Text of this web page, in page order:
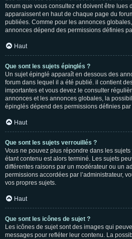
forum que vous consultez et doivent être lues
apparaissent en haut de chaque page du
publiées. Comme pour les annonces
annonces dépend des permissions définies
Haut
Que sont les sujets épinglés ?
Un sujet épinglé apparaît en dessous des
forum dans lequel il a été publié. il contient
importantes et vous devez le consulter
annonces et les annonces globales, la
épinglés dépend des permissions définies par
Haut
Que sont les sujets verrouillés ?
Vous ne pouvez plus répondre dans les
étant contenu est alors terminé. Les sujets
différentes raisons par un modérateur ou un
permissions accordées par l’administrateur,
vos propres sujets.
Haut
Que sont les icônes de sujet ?
Les icônes de sujet sont des images qui
messages pour refléter leur contenu. La